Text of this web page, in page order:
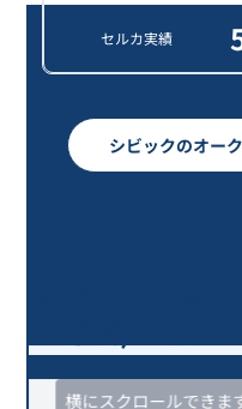
セルカ実績
シビックのオー
横にスクロールできま
査定時期 セルカ実